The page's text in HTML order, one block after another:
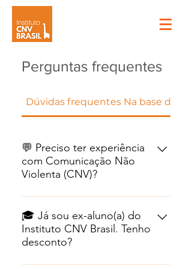
Perguntas frequentes
Dúvidas frequentes Na base da
💬 Preciso ter experiência
com Comunicação Não
Violenta (CNV)?
Não. Você pode começar do
zero. O módulo BCC – Base
para as Conversas que
Conectam traz os
🎓 Já sou ex-aluno(a) do
Instituto CNV Brasil. Tenho
desconto?